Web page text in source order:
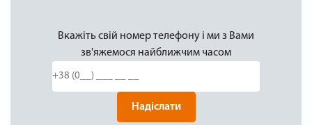
Вкажіть свій номер телефону і ми з Вами
зв'яжемося найближчим часом
Надіслати